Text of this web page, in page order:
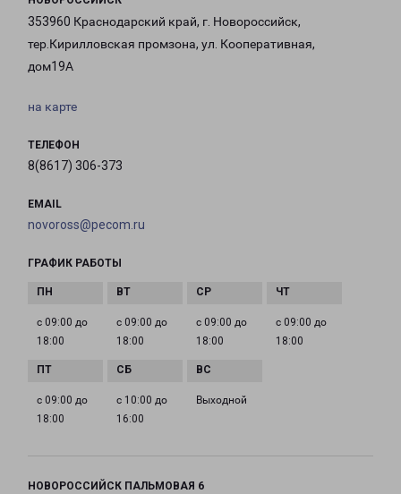
353960 Краснодарский край, г. Новороссийск,
тер.Кирилловская промзона, ул. Кооперативная,
дом19А
на карте
ТЕЛЕФОН
8(8617) 306-373
EMAIL
novoross@pecom.ru
ГРАФИК РАБОТЫ
с 09:00 до
18:00
с 09:00 до
18:00
с 09:00 до
18:00
с 09:00 до
18:00
с 09:00 до
18:00
с 10:00 до
16:00
Выходной
НОВОРОССИЙСК ПАЛЬМОВАЯ 6